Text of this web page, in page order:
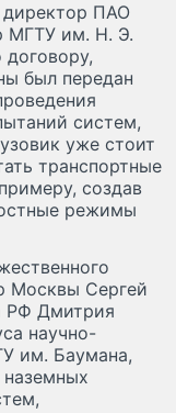
директор ПАО
МГТУ им. Н. Э.
был передан
систем,
уже стоит
транспортные
создав
режимы
Москвы Сергей
РФ Дмитрия
научно-
им. Баумана,